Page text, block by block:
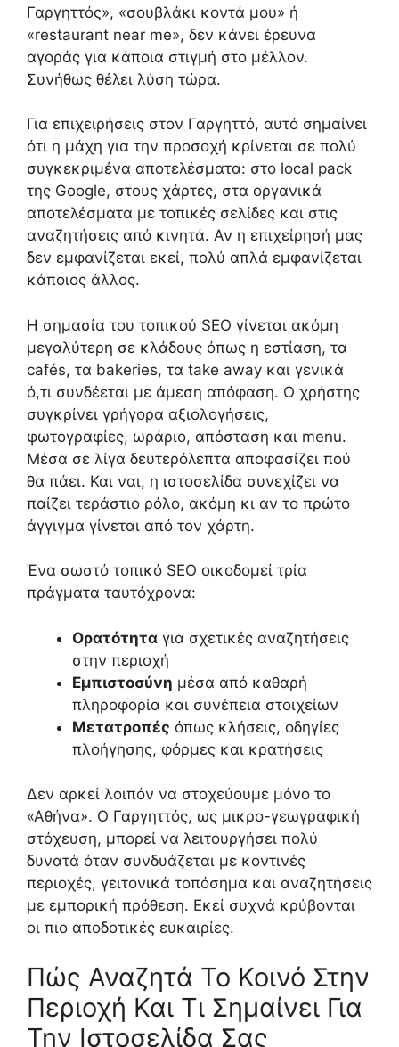
Γαργηττός», «σουβλάκι κοντά μου» ή
«restaurant near me», δεν κάνει έρευνα
αγοράς για κάποια στιγμή στο μέλλον.
Συνήθως θέλει λύση τώρα.
Για επιχειρήσεις στον Γαργηττό, αυτό σημαίνει
ότι η μάχη για την προσοχή κρίνεται σε πολύ
συγκεκριμένα αποτελέσματα: στο local pack
της Google, στους χάρτες, στα οργανικά
αποτελέσματα με τοπικές σελίδες και στις
αναζητήσεις από κινητά. Αν η επιχείρησή μας
δεν εμφανίζεται εκεί, πολύ απλά εμφανίζεται
κάποιος άλλος.
Η σημασία του τοπικού SEO γίνεται ακόμη
μεγαλύτερη σε κλάδους όπως η εστίαση, τα
cafés, τα bakeries, τα take away και γενικά
ό,τι συνδέεται με άμεση απόφαση. Ο χρήστης
συγκρίνει γρήγορα αξιολογήσεις,
φωτογραφίες, ωράριο, απόσταση και menu.
Μέσα σε λίγα δευτερόλεπτα αποφασίζει πού
θα πάει. Και ναι, η ιστοσελίδα συνεχίζει να
παίζει τεράστιο ρόλο, ακόμη κι αν το πρώτο
άγγιγμα γίνεται από τον χάρτη.
Ένα σωστό τοπικό SEO οικοδομεί τρία
πράγματα ταυτόχρονα:
Ορατότητα για σχετικές αναζητήσεις
στην περιοχή
Εμπιστοσύνη μέσα από καθαρή
πληροφορία και συνέπεια στοιχείων
Μετατροπές όπως κλήσεις, οδηγίες
πλοήγησης, φόρμες και κρατήσεις
Δεν αρκεί λοιπόν να στοχεύουμε μόνο το
«Αθήνα». Ο Γαργηττός, ως μικρο-γεωγραφική
στόχευση, μπορεί να λειτουργήσει πολύ
δυνατά όταν συνδυάζεται με κοντινές
περιοχές, γειτονικά τοπόσημα και αναζητήσεις
με εμπορική πρόθεση. Εκεί συχνά κρύβονται
οι πιο αποδοτικές ευκαιρίες.
Πώς Αναζητά Το Κοινό Στην
Περιοχή Και Τι Σημαίνει Για
Την Ιστοσελίδα Σας